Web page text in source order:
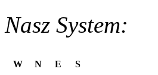
Nasz System:
W N E S